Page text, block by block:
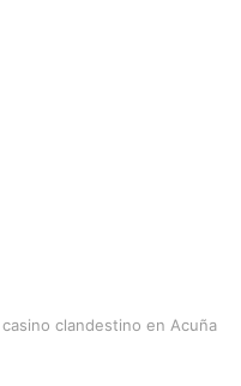
clandestino en Acuña